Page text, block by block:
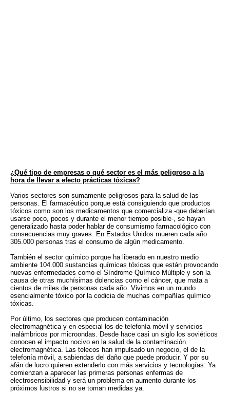
¿Qué tipo de empresas o qué sector es el más peligroso a la
hora de llevar a efecto prácticas tóxicas?
Varios sectores son sumamente peligrosos para la salud de las
personas. El farmacéutico porque está consiguiendo que productos
tóxicos como son los medicamentos que comercializa -que deberían
usarse poco, pocos y durante el menor tiempo posible-, se hayan
generalizado hasta poder hablar de consumismo farmacológico con
consecuencias muy graves. En Estados Unidos mueren cada año
305.000 personas tras el consumo de algún medicamento.
También el sector químico porque ha liberado en nuestro medio
ambiente 104.000 sustancias químicas tóxicas que están provocando
nuevas enfermedades como el Síndrome Químico Múltiple y son la
causa de otras muchísimas dolencias como el cáncer, que mata a
cientos de miles de personas cada año. Vivimos en un mundo
esencialmente tóxico por la codicia de muchas compañías químico
tóxicas.
Por último, los sectores que producen contaminación
electromagnética y en especial los de telefonía móvil y servicios
inalámbricos por microondas. Desde hace casi un siglo los soviéticos
conocen el impacto nocivo en la salud de la contaminación
electromagnética. Las telecos han impulsado un negocio, el de la
telefonía móvil, a sabiendas del daño que puede producir. Y por su
afán de lucro quieren extenderlo con más servicios y tecnologías. Ya
comienzan a aparecer las primeras personas enfermas de
electrosensibilidad y será un problema en aumento durante los
próximos lustros si no se toman medidas ya.